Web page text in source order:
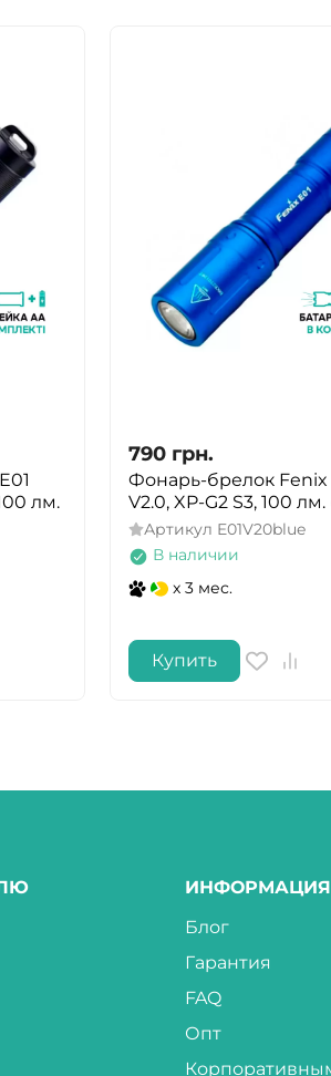
лм.
790 грн.
Фонарь-брелок Fenix
V2.0, XP-G2 S3, 100
Артикул E01V20blue
В наличии
x 3 мес.
Купить
ИНФОРМАЦИЯ
Блог
Гарантия
FAQ
Опт